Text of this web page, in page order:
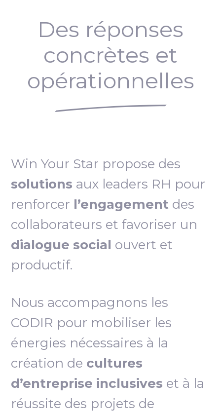
Des réponses
concrètes et
opérationnelles
Win Your Star propose des
solutions aux leaders RH pour
renforcer l’engagement des
collaborateurs et favoriser un
dialogue social ouvert et
productif.
Nous accompagnons les
CODIR pour mobiliser les
énergies nécessaires à la
création de cultures
d’entreprise inclusives et à la
réussite des projets de